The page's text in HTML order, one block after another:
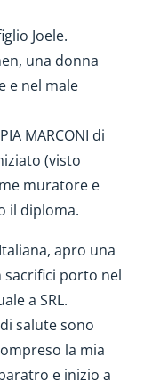
Joele.
una donna
e nel male
MARCONI di
(visto
muratore e
il diploma.
apro una
sacrifici porto nel
a SRL.
salute sono
la mia
e inizio a